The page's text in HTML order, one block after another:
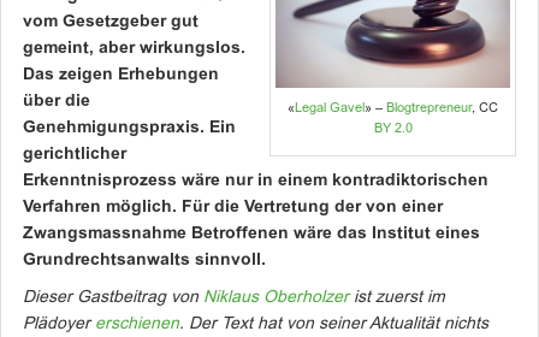
« Legal Gavel » – Blogtrepreneur, CC
BY 2.0
vom Gesetzgeber gut
gemeint, aber wirkungslos.
Das zeigen Erhebungen
über die
Genehmigungspraxis. Ein
gerichtlicher
Erkenntnisprozess wäre nur in einem kontra­diktorischen
Verfahren möglich. Für die ­Vertretung der von einer
Zwangsmassnahme Betroffenen wäre das Institut eines
Grundrechtsanwalts sinnvoll.
Dieser Gastbeitrag von Niklaus Oberholzerist zuerst im
Plädoyer erschienen. Der Text hat von seiner Aktualität nichts